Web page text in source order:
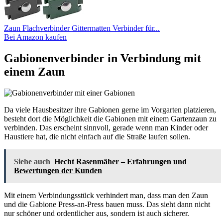
Zaun Flachverbinder Gittermatten Verbinder für...
Bei Amazon kaufen
Gabionenverbinder in Verbindung mit
einem Zaun
Da viele Hausbesitzer ihre Gabionen gerne im Vorgarten platzieren,
besteht dort die Möglichkeit die Gabionen mit einem Gartenzaun zu
verbinden. Das erscheint sinnvoll, gerade wenn man Kinder oder
Haustiere hat, die nicht einfach auf die Straße laufen sollen.
Siehe auch Hecht Rasenmäher – Erfahrungen und
Bewertungen der Kunden
Mit einem Verbindungsstück verhindert man, dass man den Zaun
und die Gabione Press-an-Press bauen muss. Das sieht dann nicht
nur schöner und ordentlicher aus, sondern ist auch sicherer.